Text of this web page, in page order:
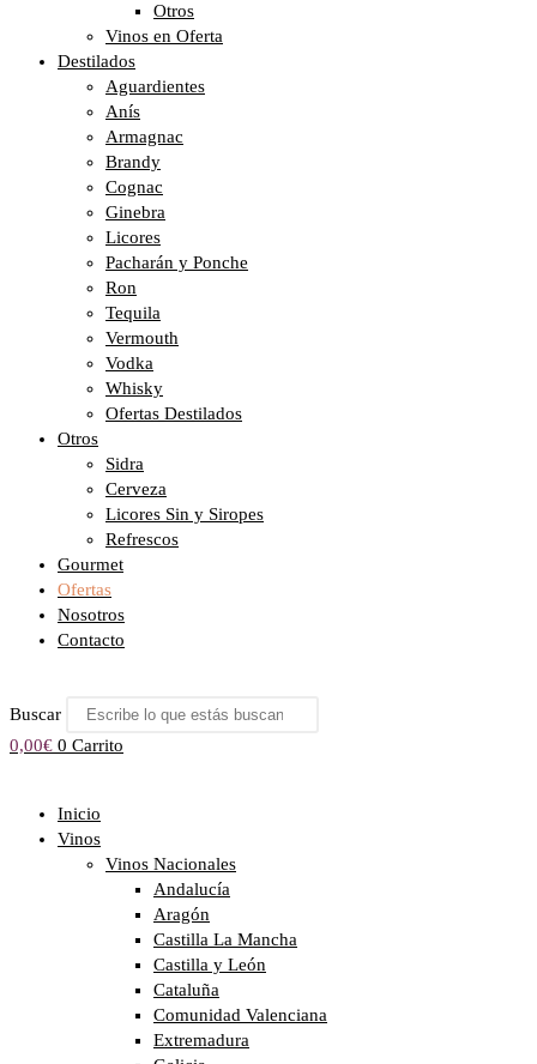
Otros
Vinos en Oferta
Destilados
Aguardientes
Anís
Armagnac
Brandy
Cognac
Ginebra
Licores
Pacharán y Ponche
Ron
Tequila
Vermouth
Vodka
Whisky
Ofertas Destilados
Otros
Sidra
Cerveza
Licores Sin y Siropes
Refrescos
Gourmet
Ofertas
Nosotros
Contacto
Buscar
0,00€ 0 Carrito
Inicio
Vinos
Vinos Nacionales
Andalucía
Aragón
Castilla La Mancha
Castilla y León
Cataluña
Comunidad Valenciana
Extremadura